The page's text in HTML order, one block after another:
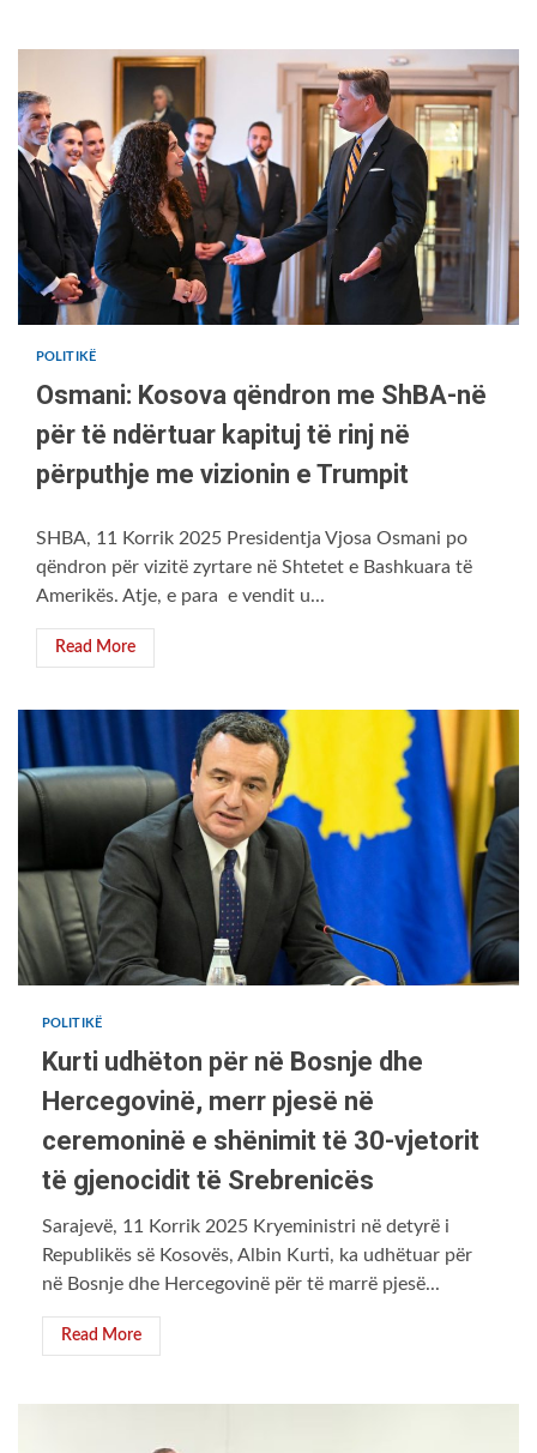
POLITIKË
Osmani: Kosova qëndron me ShBA-në
për të ndërtuar kapituj të rinj në
përputhje me vizionin e Trumpit
SHBA, 11 Korrik 2025 Presidentja Vjosa Osmani po
qëndron për vizitë zyrtare në Shtetet e Bashkuara të
Amerikës. Atje, e para e vendit u...
Read More
POLITIKË
Kurti udhëton për në Bosnje dhe
Hercegovinë, merr pjesë në
ceremoninë e shënimit të 30-vjetorit
të gjenocidit të Srebrenicës
Sarajevë, 11 Korrik 2025 Kryeministri në detyrë i
Republikës së Kosovës, Albin Kurti, ka udhëtuar për
në Bosnje dhe Hercegovinë për të marrë pjesë...
Read More